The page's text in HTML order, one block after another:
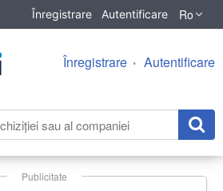
Înregistrare Autentificare Ro
Înregistrare Autentificare
Publicitate